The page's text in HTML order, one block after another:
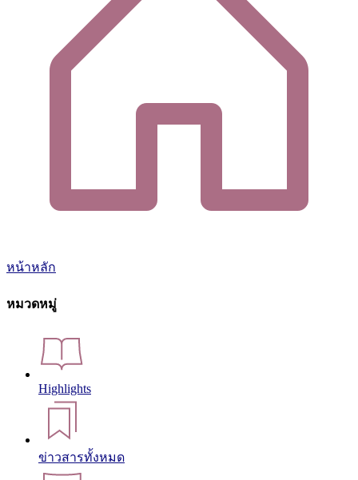
หน้าหลัก
หมวดหมู่
Highlights
ข่าวสารทั้งหมด